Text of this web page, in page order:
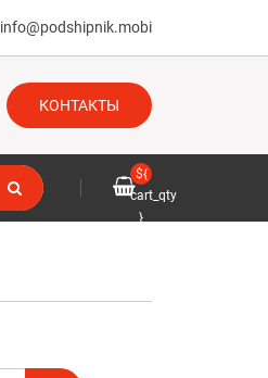
info@podshipnik.mobi
КОНТАКТЫ
${
cart_qty
}